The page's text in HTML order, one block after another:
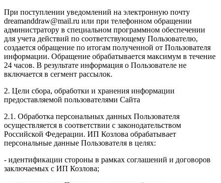
При поступлении уведомлений на электронную почту
dreamanddraw@mail.ru или при телефонном обращении
администратору в специальном программном обеспечении
для учета действий по соответствующему Пользователю,
создается обращение по итогам полученной от Пользователя
информации. Обращение обрабатывается максимум в течение
24 часов. В результате информация о Пользователе не
включается в сегмент рассылок.
2. Цели сбора, обработки и хранения информации
предоставляемой пользователями Сайта
2.1. Обработка персональных данных Пользователя
осуществляется в соответствии с законодательством
Российской Федерации. ИП Козловa обрабатывает
персональные данные Пользователя в целях:
- идентификации стороны в рамках соглашений и договоров
заключаемых с ИП Козлова;